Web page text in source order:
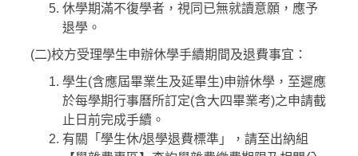
休學期滿不復學者，視同已無就讀意願，應予
退學。
(二)校方受理學生申辦休學手續期間及退費事宜：
學生(含應屆畢業生及延畢生)申辦休學，至遲應
於每學期行事曆所訂定(含大四畢業考)之申請截
止日前完成手續。
有關「學生休/退學退費標準」，請至出納組